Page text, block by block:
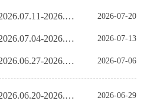
北京粮油市场信息周报（2026.07.11-2026.07.17） 2026-07-20
北京粮油市场信息周报（2026.07.04-2026.07.10） 2026-07-13
北京粮油市场信息周报（2026.06.27-2026.07.03） 2026-07-06
北京粮油市场信息周报（2026.06.20-2026.06.26） 2026-06-29